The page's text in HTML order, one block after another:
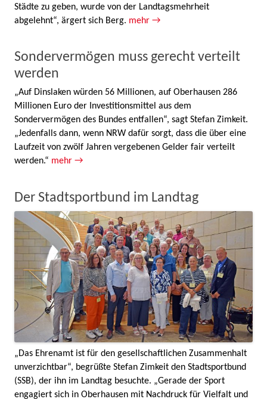
Städte zu geben, wurde von der Landtagsmehrheit
abgelehnt“, ärgert sich Berg. mehr →
Sondervermögen muss gerecht verteilt
werden
„Auf Dinslaken würden 56 Millionen, auf Oberhausen 286
Millionen Euro der Investitionsmittel aus dem
Sondervermögen des Bundes entfallen“, sagt Stefan Zimkeit.
„Jedenfalls dann, wenn NRW dafür sorgt, dass die über eine
Laufzeit von zwölf Jahren vergebenen Gelder fair verteilt
werden.“ mehr →
Der Stadtsportbund im Landtag
„Das Ehrenamt ist für den gesellschaftlichen Zusammenhalt
unverzichtbar“, begrüßte Stefan Zimkeit den Stadtsportbund
(SSB), der ihn im Landtag besuchte. „Gerade der Sport
engagiert sich in Oberhausen mit Nachdruck für Vielfalt und